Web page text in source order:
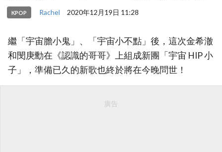
KPOP Rachel 2020年12月19日 11:28
繼「宇宙膽小鬼」、「宇宙小不點」後，這次金希澈
和閔庚勳在《認識的哥哥》上組成新團「宇宙 HIP 小
子」，準備已久的新歌也終於將在今晚問世！
廣告